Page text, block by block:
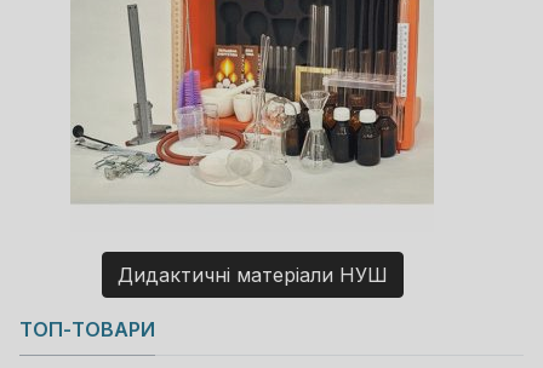
Дидактичні матеріали НУШ
Copyright MAXXmarketing GmbH
JoomShopping Download & Support
ТОП-ТОВАРИ